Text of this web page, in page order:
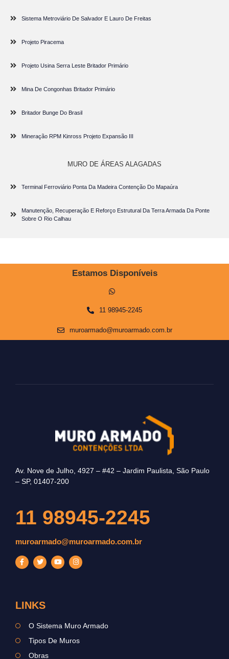
Sistema Metroviário De Salvador E Lauro De Freitas
Projeto Piracema
Projeto Usina Serra Leste Britador Primário
Mina De Congonhas Britador Primário
Britador Bunge Do Brasil
Mineração RPM Kinross Projeto Expansão III
MURO DE ÁREAS ALAGADAS
Terminal Ferroviário Ponta Da Madeira Contenção Do Mapaúra
Manutenção, Recuperação E Reforço Estrutural Da Terra Armada Da Ponte
Sobre O Rio Calhau
Estamos Disponíveis
11 98945-2245
muroarmado@muroarmado.com.br
Av. Nove de Julho, 4927 – #42 – Jardim Paulista, São Paulo
– SP, 01407-200
11 98945-2245
muroarmado@muroarmado.com.br
LINKS
O Sistema Muro Armado
Tipos De Muros
Obras